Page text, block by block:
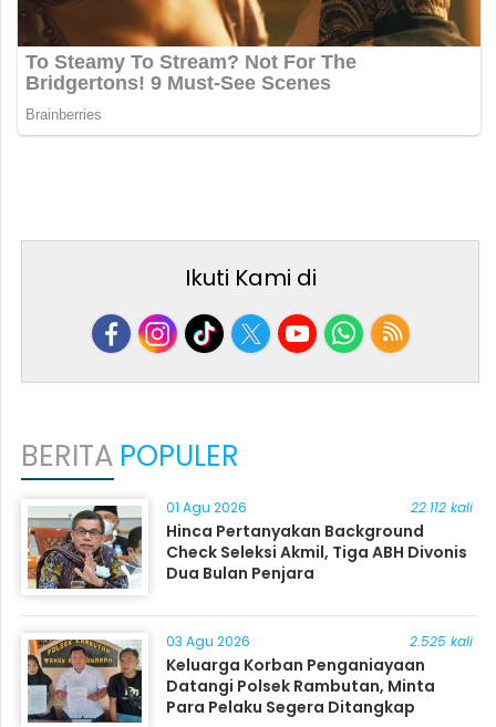
Ikuti Kami di
BERITA POPULER
01 Agu 2026 22.112 kali
Hinca Pertanyakan Background
Check Seleksi Akmil, Tiga ABH Divonis
Dua Bulan Penjara
03 Agu 2026 2.525 kali
Keluarga Korban Penganiayaan
Datangi Polsek Rambutan, Minta
Para Pelaku Segera Ditangkap